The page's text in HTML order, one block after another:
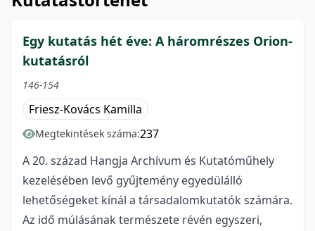
Egy kutatás hét éve: A háromrészes Orion-
kutatásról
146-154
Friesz-Kovács Kamilla
Megtekintések száma:237
A 20. század Hangja Archívum és Kutatóműhely
kezelésében levő gyűjtemény egyedülálló
lehetőségeket kínál a társadalomkutatók számára.
Az idő múlásának természete révén egyszeri,